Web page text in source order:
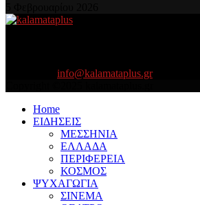
info@kalamataplus.gr
Home
ΕΙΔΗΣΕΙΣ
ΜΕΣΣΗΝΙΑ
ΕΛΛΑΔΑ
ΠΕΡΙΦΕΡΕΙΑ
ΚΟΣΜΟΣ
ΨΥΧΑΓΩΓΙΑ
ΣΙΝΕΜΑ